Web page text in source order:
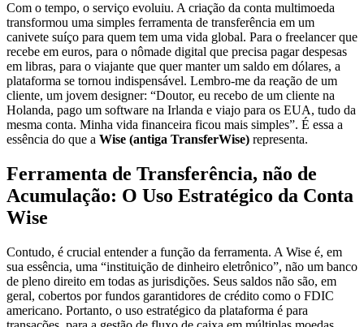
Com o tempo, o serviço evoluiu. A criação da conta multimoeda
transformou uma simples ferramenta de transferência em um
canivete suíço para quem tem uma vida global. Para o freelancer que
recebe em euros, para o nômade digital que precisa pagar despesas
em libras, para o viajante que quer manter um saldo em dólares, a
plataforma se tornou indispensável. Lembro-me da reação de um
cliente, um jovem designer: “Doutor, eu recebo de um cliente na
Holanda, pago um software na Irlanda e viajo para os EUA, tudo da
mesma conta. Minha vida financeira ficou mais simples”. É essa a
essência do que a Wise (antiga TransferWise) representa.
Ferramenta de Transferência, não de
Acumulação: O Uso Estratégico da Conta
Wise
Contudo, é crucial entender a função da ferramenta. A Wise é, em
sua essência, uma “instituição de dinheiro eletrônico”, não um banco
de pleno direito em todas as jurisdições. Seus saldos não são, em
geral, cobertos por fundos garantidores de crédito como o FDIC
americano. Portanto, o uso estratégico da plataforma é para